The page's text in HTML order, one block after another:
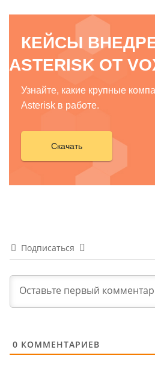
КЕЙСЫ
ASTERISK ОТ
Узнайте, какие крупные
Asterisk в работе.
Скачать
Подписаться
0 КОММЕНТАРИЕВ